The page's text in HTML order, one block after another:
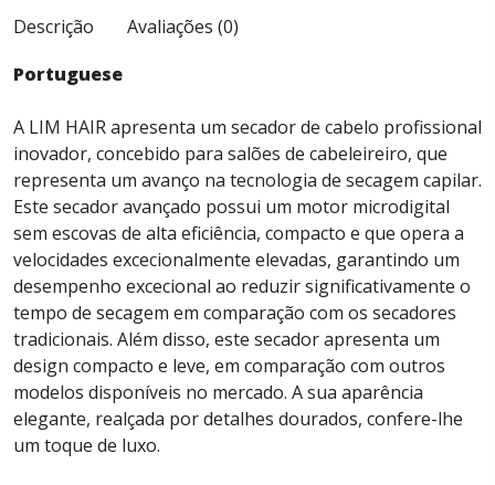
Descrição
Avaliações (0)
Portuguese
A LIM HAIR apresenta um secador de cabelo profissional
inovador, concebido para salões de cabeleireiro, que
representa um avanço na tecnologia de secagem capilar.
Este secador avançado possui um motor microdigital
sem escovas de alta eficiência, compacto e que opera a
velocidades excecionalmente elevadas, garantindo um
desempenho excecional ao reduzir significativamente o
tempo de secagem em comparação com os secadores
tradicionais. Além disso, este secador apresenta um
design compacto e leve, em comparação com outros
modelos disponíveis no mercado. A sua aparência
elegante, realçada por detalhes dourados, confere-lhe
um toque de luxo.